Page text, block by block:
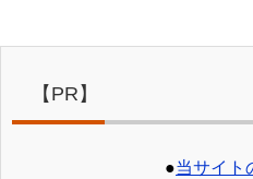
【PR】
●当サイト